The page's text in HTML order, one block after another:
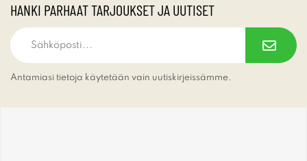
HANKI PARHAAT TARJOUKSET JA UUTISET
Antamiasi tietoja käytetään vain uutiskirjeissämme.